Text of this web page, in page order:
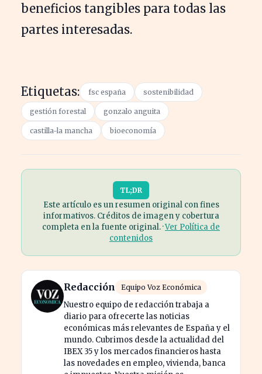
beneficios tangibles para todas las
partes interesadas.
Etiquetas: fsc españa sostenibilidad
gestión forestal gonzalo anguita
castilla-la mancha bioeconomía
TL;DR
Este artículo es un resumen original con fines
informativos. Créditos de imagen y cobertura
completa en la fuente original. ·Ver Política de
contenidos
Redacción Equipo Voz Económica
Nuestro equipo de redacción trabaja a
diario para ofrecerte las noticias
económicas más relevantes de España y el
mundo. Cubrimos desde la actualidad del
IBEX 35 y los mercados financieros hasta
las novedades en empleo, vivienda, banca